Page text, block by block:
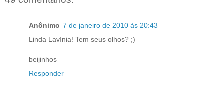
Anônimo 7 de janeiro de 2010 às 20:43
Linda Lavínia! Tem seus olhos? ;)
beijinhos
Responder